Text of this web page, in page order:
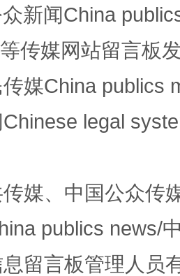
新闻China
传媒网站留言板
媒China publics
legal
媒、中国公众传
publics news/
留言板管理人员